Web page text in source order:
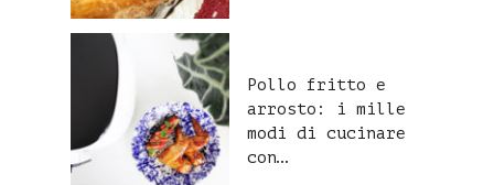
Pollo fritto e
arrosto: i mille
modi di cucinare
con…